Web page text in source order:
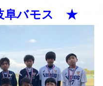
バモス ★